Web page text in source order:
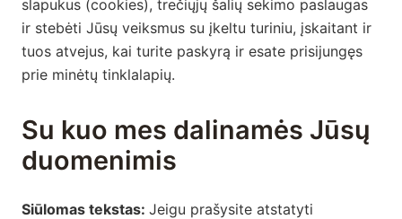
slapukus (cookies), trečiųjų šalių sekimo paslaugas
ir stebėti Jūsų veiksmus su įkeltu turiniu, įskaitant ir
tuos atvejus, kai turite paskyrą ir esate prisijungęs
prie minėtų tinklalapių.
Su kuo mes dalinamės Jūsų
duomenimis
Siūlomas tekstas: Jeigu prašysite atstatyti